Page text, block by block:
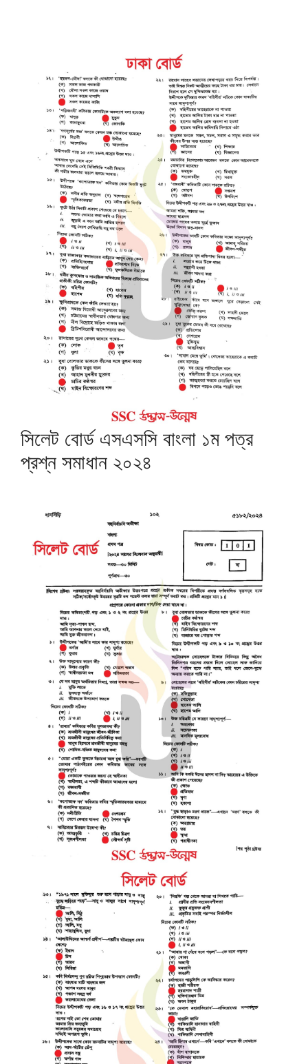
সিলেট বোর্ড এসএসসি বাংলা ১ম পত্র
প্রশ্ন সমাধান ২০২৪